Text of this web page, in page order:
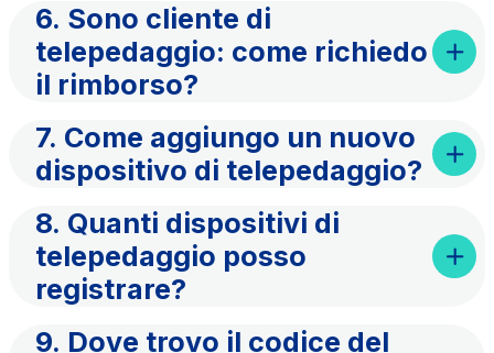
6. Sono cliente di
telepedaggio: come richiedo
il rimborso?
7. Come aggiungo un nuovo
dispositivo di telepedaggio?
8. Quanti dispositivi di
telepedaggio posso
registrare?
9. Dove trovo il codice del